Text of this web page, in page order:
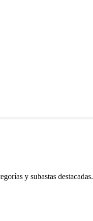
y subastas destacadas.